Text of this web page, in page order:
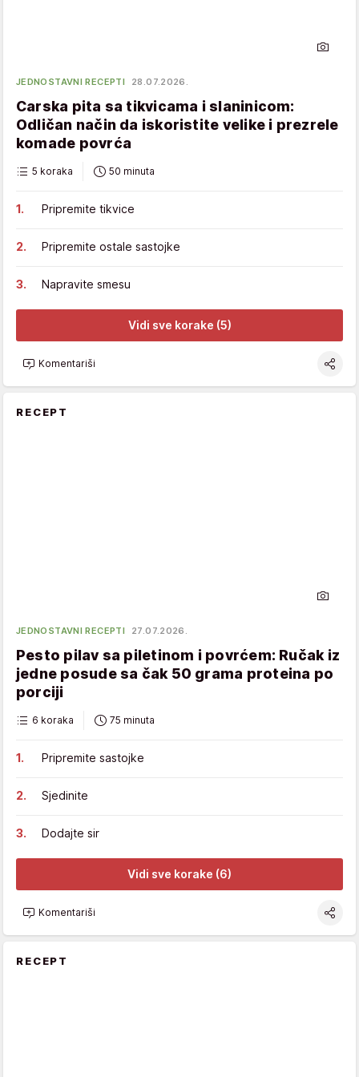
JEDNOSTAVNI RECEPTI 28.07.2026.
Carska pita sa tikvicama i slaninicom:
Odličan način da iskoristite velike i prezrele
komade povrća
5 koraka 50 minuta
Pripremite tikvice
Pripremite ostale sastojke
Napravite smesu
Vidi sve korake (5)
Komentariši
RECEPT
JEDNOSTAVNI RECEPTI 27.07.2026.
Pesto pilav sa piletinom i povrćem: Ručak iz
jedne posude sa čak 50 grama proteina po
porciji
6 koraka 75 minuta
Pripremite sastojke
Sjedinite
Dodajte sir
Vidi sve korake (6)
Komentariši
RECEPT